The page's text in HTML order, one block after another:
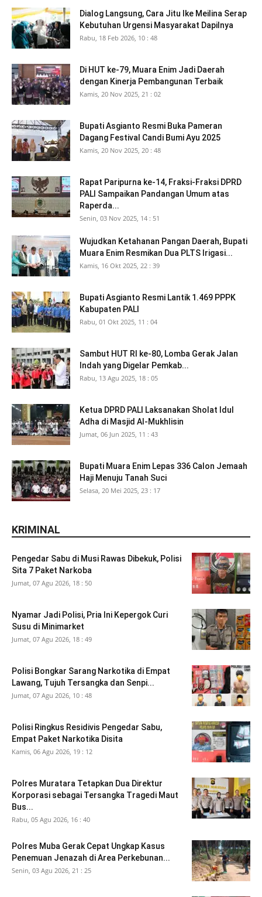
Dialog Langsung, Cara Jitu Ike Meilina Serap
Kebutuhan Urgensi Masyarakat Dapilnya
Rabu, 18 Feb 2026, 10 : 48
Di HUT ke-79, Muara Enim Jadi Daerah
dengan Kinerja Pembangunan Terbaik
Kamis, 20 Nov 2025, 21 : 02
Bupati Asgianto Resmi Buka Pameran
Dagang Festival Candi Bumi Ayu 2025
Kamis, 20 Nov 2025, 20 : 48
Rapat Paripurna ke-14, Fraksi-Fraksi DPRD
PALI Sampaikan Pandangan Umum atas
Raperda...
Senin, 03 Nov 2025, 14 : 51
Wujudkan Ketahanan Pangan Daerah, Bupati
Muara Enim Resmikan Dua PLTS Irigasi...
Kamis, 16 Okt 2025, 22 : 39
Bupati Asgianto Resmi Lantik 1.469 PPPK
Kabupaten PALI
Rabu, 01 Okt 2025, 11 : 04
Sambut HUT RI ke-80, Lomba Gerak Jalan
Indah yang Digelar Pemkab...
Rabu, 13 Agu 2025, 18 : 05
Ketua DPRD PALI Laksanakan Sholat Idul
Adha di Masjid Al-Mukhlisin
Jumat, 06 Jun 2025, 11 : 43
Bupati Muara Enim Lepas 336 Calon Jemaah
Haji Menuju Tanah Suci
Selasa, 20 Mei 2025, 23 : 17
KRIMINAL
Pengedar Sabu di Musi Rawas Dibekuk, Polisi
Sita 7 Paket Narkoba
Jumat, 07 Agu 2026, 18 : 50
Nyamar Jadi Polisi, Pria Ini Kepergok Curi
Susu di Minimarket
Jumat, 07 Agu 2026, 18 : 49
Polisi Bongkar Sarang Narkotika di Empat
Lawang, Tujuh Tersangka dan Senpi...
Jumat, 07 Agu 2026, 10 : 48
Polisi Ringkus Residivis Pengedar Sabu,
Empat Paket Narkotika Disita
Kamis, 06 Agu 2026, 19 : 12
Polres Muratara Tetapkan Dua Direktur
Korporasi sebagai Tersangka Tragedi Maut
Bus...
Rabu, 05 Agu 2026, 16 : 40
Polres Muba Gerak Cepat Ungkap Kasus
Penemuan Jenazah di Area Perkebunan...
Senin, 03 Agu 2026, 21 : 25